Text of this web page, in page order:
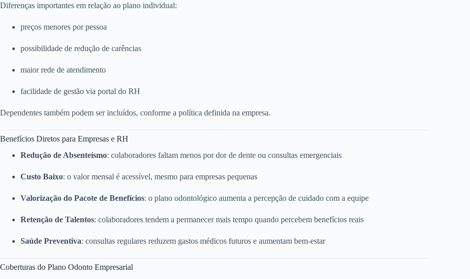
Diferenças importantes em relação ao plano individual:
preços menores por pessoa
possibilidade de redução de carências
maior rede de atendimento
facilidade de gestão via portal do RH
Dependentes também podem ser incluídos, conforme a política definida na empresa.
Benefícios Diretos para Empresas e RH
Redução de Absenteísmo: colaboradores faltam menos por dor de dente ou consultas emergenciais
Custo Baixo: o valor mensal é acessível, mesmo para empresas pequenas
Valorização do Pacote de Benefícios: o plano odontológico aumenta a percepção de cuidado com a equipe
Retenção de Talentos: colaboradores tendem a permanecer mais tempo quando percebem benefícios reais
Saúde Preventiva: consultas regulares reduzem gastos médicos futuros e aumentam bem-estar
Coberturas do Plano Odonto Empresarial